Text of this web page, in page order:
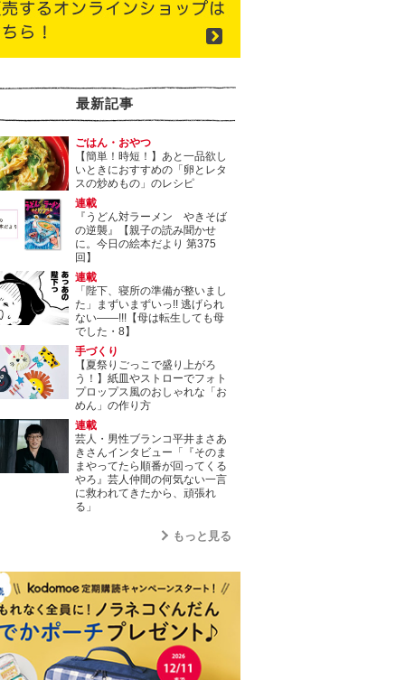
最新記事
ごはん・おやつ
【簡単！時短！】あと一品欲し
いときにおすすめの「卵とレタ
スの炒めもの」のレシピ
連載
『うどん対ラーメン やきそば
の逆襲』【親子の読み聞かせ
に。今日の絵本だより 第375
回】
連載
「陛下、寝所の準備が整いまし
た」まずいまずいっ!! 逃げられ
ない――!!!【母は転生しても母
でした・8】
手づくり
【夏祭りごっこで盛り上がろ
う！】紙皿やストローでフォト
プロップス風のおしゃれな「お
めん」の作り方
連載
芸人・男性ブランコ平井まさあ
きさんインタビュー「『そのま
まやってたら順番が回ってくる
やろ』芸人仲間の何気ない一言
に救われてきたから、頑張れ
る」
もっと見る